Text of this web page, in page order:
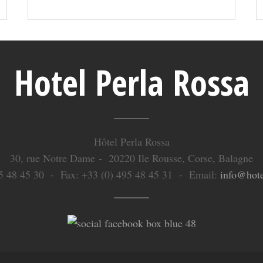
Hotel Perla Rossa
Hôtel Perla Rossa
30, rue Notre Dame - 20220 Ile Rousse, Corse, Balagne
48 45 30 - Fax: +33 (0) 495 48 45 31 - Email: